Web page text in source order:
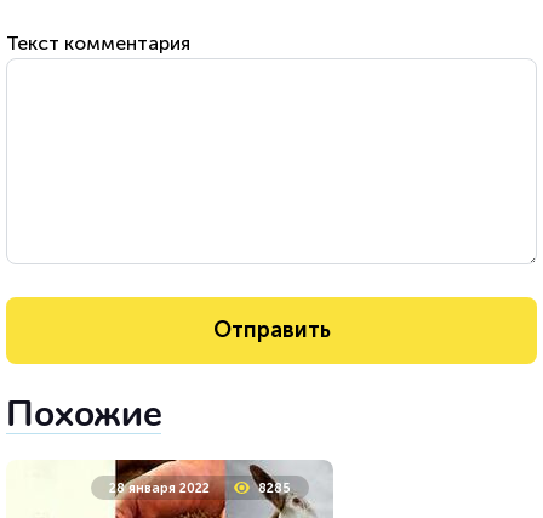
Текст комментария
Похожие
28 января 2022 8285